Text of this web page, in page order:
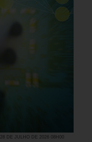
28 DE JULHO DE 2026 08H00